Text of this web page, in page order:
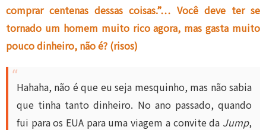
comprar centenas dessas coisas.”… Você deve ter se
tornado um homem muito rico agora, mas gasta muito
pouco dinheiro, não é? (risos)
Hahaha, não é que eu seja mesquinho, mas não sabia
que tinha tanto dinheiro. No ano passado, quando
fui para os EUA para uma viagem a convite da Jump,